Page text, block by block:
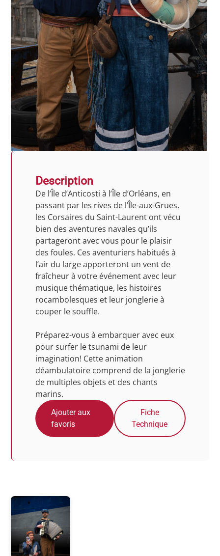
Description
De l’Île d’Anticosti à l’Île d’Orléans, en
passant par les rives de l’Île-aux-Grues,
les Corsaires du Saint-Laurent ont vécu
bien des aventures navales qu’ils
partageront avec vous pour le plaisir
des foules. Ces aventuriers habitués à
l’air du large apporteront un vent de
fraîcheur à votre événement avec leur
musique thématique, les histoires
rocambolesques et leur jonglerie à
couper le souffle.
Préparez-vous à embarquer avec eux
pour surfer le tsunami de leur
imagination! Cette animation
déambulatoire comprend de la jonglerie
de multiples objets et des chants
marins.
Ajouter aux
favoris
Fiche
Technique